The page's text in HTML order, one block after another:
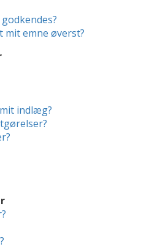
mit emne øverst?
indlæg?